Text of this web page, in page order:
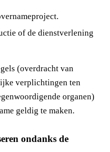
of de dienstverlening
(overdracht van
verplichtingen ten
organen)
geldig te maken.
ondanks de